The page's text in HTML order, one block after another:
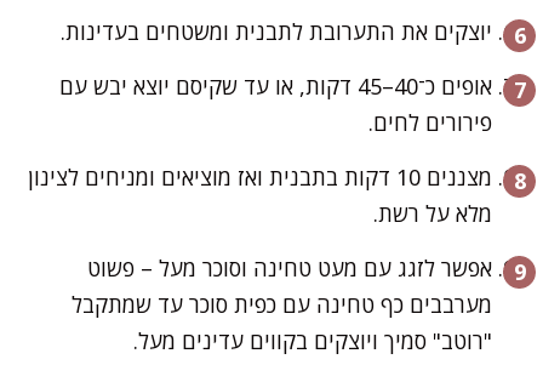
יוצקים את התערובת לתבנית ומשטחים בעדינות.
אופים כ־40–45 דקות, או עד שקיסם יוצא יבש עם
פירורים לחים.
מצננים 10 דקות בתבנית ואז מוציאים ומניחים לצינון
מלא על רשת.
אפשר לזגג עם מעט טחינה וסוכר מעל – פשוט
מערבבים כף טחינה עם כפית סוכר עד שמתקבל
"רוטב" סמיך ויוצקים בקווים עדינים מעל.